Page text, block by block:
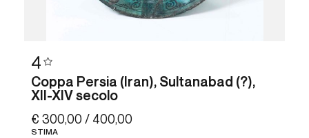
4
Coppa Persia (Iran), Sultanabad (?),
XII-XIV secolo
€ 300,00 / 400,00
STIMA